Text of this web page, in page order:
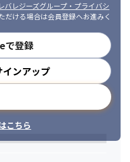
レバレジーズグループ・プライバシ
だける場合は会員登録へお進みく
で登録
ンアップ
こちら